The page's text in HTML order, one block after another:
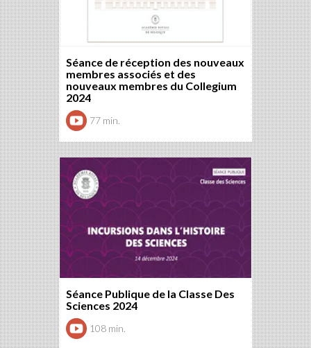
Séance de réception des nouveaux
membres associés et des
nouveaux membres du Collegium
2024
77 min.
Séance Publique de la Classe Des
Sciences 2024
108 min.